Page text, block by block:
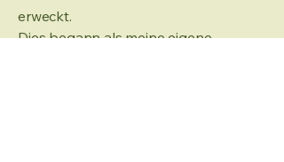
erweckt.
Dies begann als meine eigene